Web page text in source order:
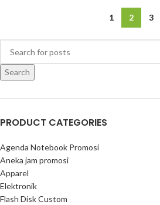
1 2 3
Search
PRODUCT CATEGORIES
Agenda Notebook Promosi
Aneka jam promosi
Apparel
Elektronik
Flash Disk Custom